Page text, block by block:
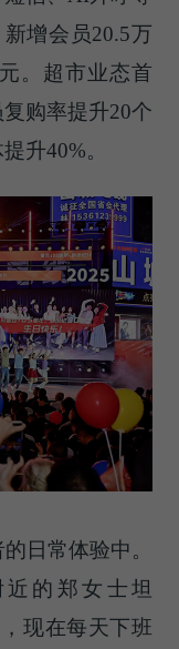
增会员20.5万
。超市业态首
购率提升20个
升40%。
日常体验中。
的郑女士坦
现在每天下班